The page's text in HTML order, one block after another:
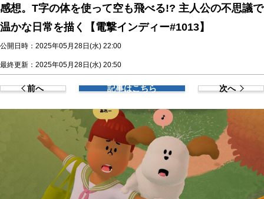
感想。T字の体を使って空も飛べる!? 主人公の不思議で
温かな日常を描く【電撃インディー#1013】
公開日時：2025年05月28日(水) 22:00
最終更新：2025年05月28日(水) 20:50
前へ 記事はこちら 次へ